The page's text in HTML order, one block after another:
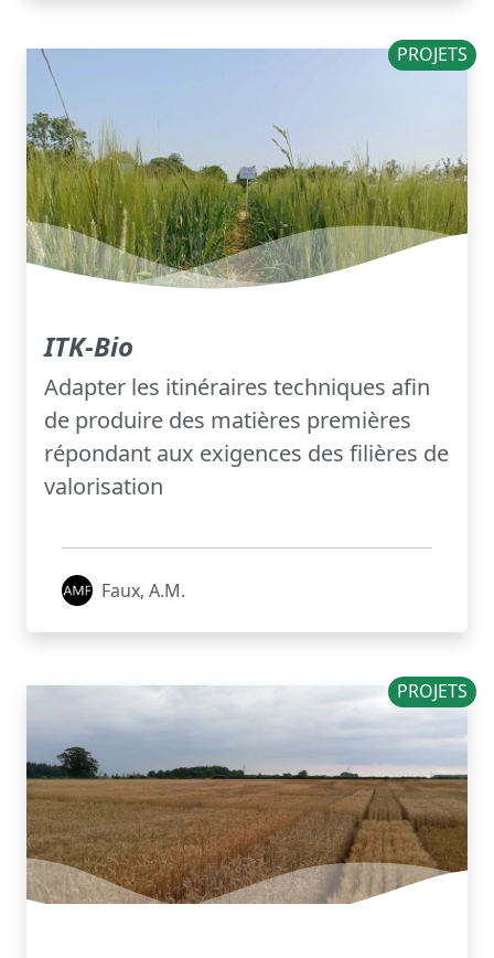
PROJETS
ITK-Bio
Adapter les itinéraires techniques afin
de produire des matières premières
répondant aux exigences des filières de
valorisation
Faux, A.M.
PROJETS